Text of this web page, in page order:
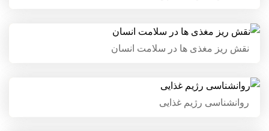
نقش ریز مغذی ها در سلامت انسان
نقش ریز مغذی ها در سلامت
انسان
روانشناسی رژیم غذایی
روانشناسی رژیم غذایی